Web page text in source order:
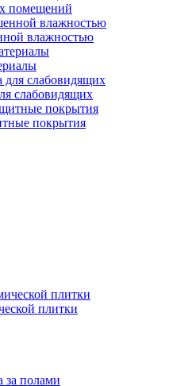
помещений
влажностью
слабовидящих
покрытия
плитки